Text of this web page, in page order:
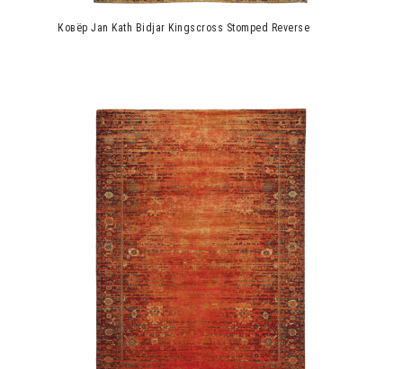
Ковёр Jan Kath Bidjar Kingscross Stomped Reverse